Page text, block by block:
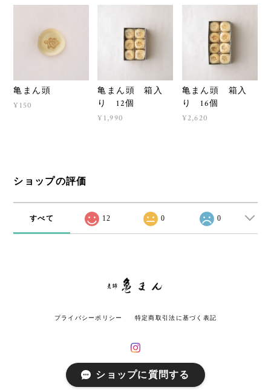
亀まん頭
¥150
亀まん頭 箱入
り 12個
¥1,990
亀まん頭 箱入
り 16個
¥2,620
ショップの評価
すべて 12 0 0
プライバシーポリシー 特定商取引法に基づく表記
© 老舗 亀まん All rights reserved.
ショップに質問する